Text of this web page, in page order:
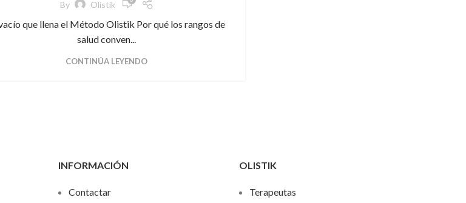
By Olistik
que llena el Método Olistik Por qué los rangos de
salud conven...
CONTINÚA LEYENDO
INFORMACIÓN
Contactar
OLISTIK
Terapeutas